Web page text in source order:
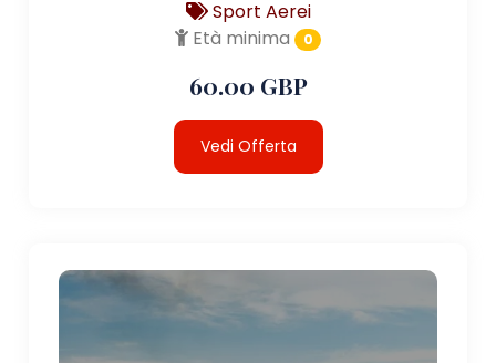
Sport Aerei
Età minima
0
60.00 GBP
Vedi Offerta